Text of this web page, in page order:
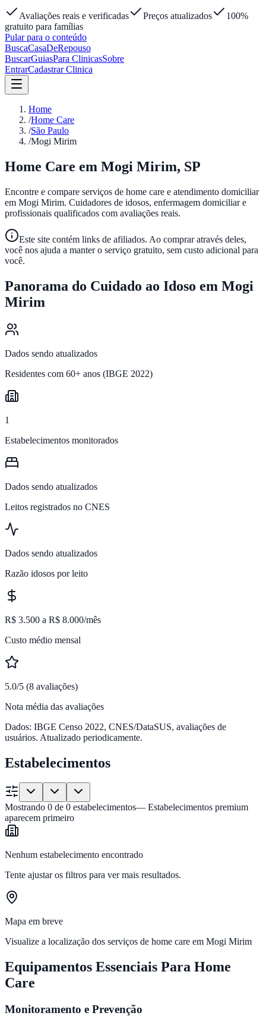
Avaliações reais e verificadas Preços atualizados
100%
gratuito para famílias
Pular para o conteúdo
BuscaCasaDeRepouso
BuscarGuiasPara ClinicasSobre
EntrarCadastrar Clinica
Home
/Home Care
/São Paulo
/Mogi Mirim
Home Care em Mogi Mirim, SP
Encontre e compare serviços de home care e atendimento domiciliar
em Mogi Mirim. Cuidadores de idosos, enfermagem domiciliar e
profissionais qualificados com avaliações reais.
Este site contém links de afiliados. Ao comprar através deles,
você nos ajuda a manter o serviço gratuito, sem custo adicional para
você.
Panorama do Cuidado ao Idoso em Mogi
Mirim
Dados sendo atualizados
Residentes com 60+ anos (IBGE 2022)
1
Estabelecimentos monitorados
Dados sendo atualizados
Leitos registrados no CNES
Dados sendo atualizados
Razão idosos por leito
R$ 3.500 a R$ 8.000/mês
Custo médio mensal
5.0/5 (8 avaliações)
Nota média das avaliações
Dados: IBGE Censo 2022, CNES/DataSUS, avaliações de
usuários. Atualizado periodicamente.
Estabelecimentos
Mostrando 0 de 0 estabelecimentos— Estabelecimentos premium
aparecem primeiro
Nenhum estabelecimento encontrado
Tente ajustar os filtros para ver mais resultados.
Mapa em breve
Visualize a localização dos serviços de home care em Mogi Mirim
Equipamentos Essenciais Para Home
Care
Monitoramento e Prevenção